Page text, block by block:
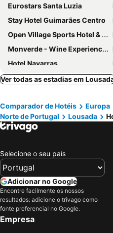
Eurostars Santa Luzia
Stay Hotel Guimarães Centro
Open Village Sports Hotel & Spa Club
Monverde - Wine Experience Hotel - by Unlock Hotels
Hotel Navarras
Palace Hotel & Spa - Termas de Sao Vicente
Hotel Toural
Casa das Lérias
B&B HOTEL Santo Tirso
Hotel Bienestar Termas De Vizela
Casa Augusta - QUINTA
Alojamento Local Tamega
Cidnay - Hotel & Executive Center
Quinta Do Alves
Meu Hotel Porto Gandra
Ver todas as estadias em
Comparador de Hotéis Europa
Norte de Portugal
Lousada
Selecione o seu país
Adicionar no Google
Encontre facilmente os nossos
resultados: adicione o trivago como
fonte preferencial no Google.
Empresa